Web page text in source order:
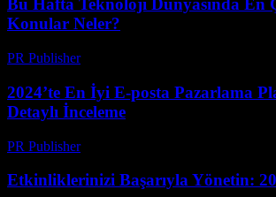
Bu Hafta Teknoloji Dünyasında En
Konular Neler?
PR Publisher-
2024’te En İyi E-posta Pazarlama
Detaylı İnceleme
PR Publisher-
Etkinliklerinizi Başarıyla Yönetin: